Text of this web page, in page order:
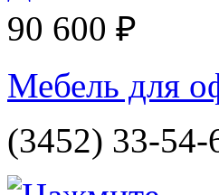
90 600 ₽
Мебель для
(3452) 33-